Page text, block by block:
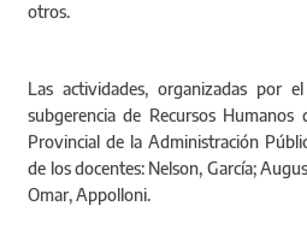
otros.
Las actividades, organizadas por
subgerencia de Recursos
Provincial de la Administración
de los docentes: Nelson, García;
Omar, Appolloni.